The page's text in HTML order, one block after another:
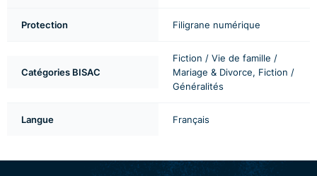
Protection Filigrane numérique
Catégories BISAC
Fiction / Vie de famille /
Mariage & Divorce, Fiction /
Généralités
Langue Français